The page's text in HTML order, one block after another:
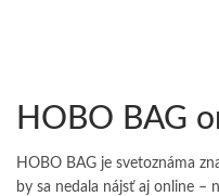
HOBO BAG
HOBO BAG je svetoznáma
by sa nedala nájsť aj online –